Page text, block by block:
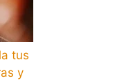
tus
y